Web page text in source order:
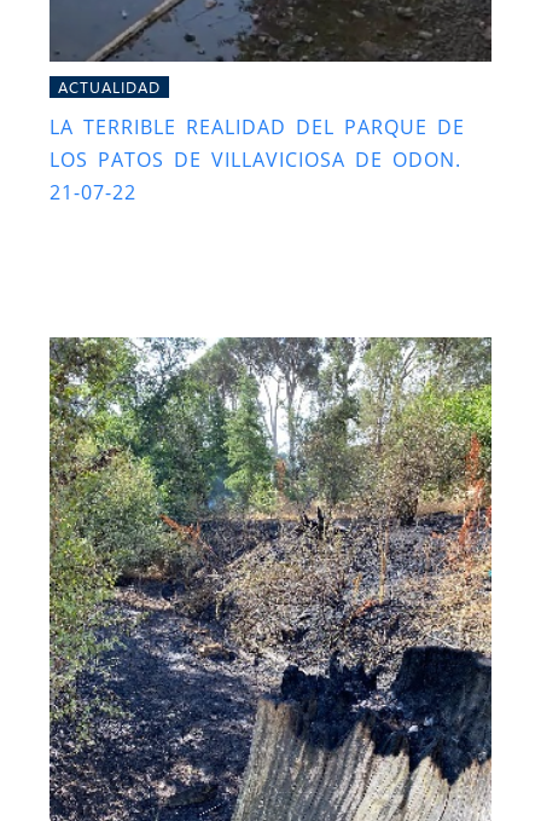
ACTUALIDAD
LA TERRIBLE REALIDAD DEL PARQUE DE
LOS PATOS DE VILLAVICIOSA DE ODON.
21-07-22